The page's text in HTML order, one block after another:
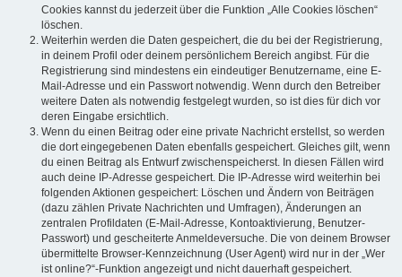
Cookies kannst du jederzeit über die Funktion „Alle Cookies löschen“
löschen.
Weiterhin werden die Daten gespeichert, die du bei der Registrierung,
in deinem Profil oder deinem persönlichem Bereich angibst. Für die
Registrierung sind mindestens ein eindeutiger Benutzername, eine E-
Mail-Adresse und ein Passwort notwendig. Wenn durch den Betreiber
weitere Daten als notwendig festgelegt wurden, so ist dies für dich vor
deren Eingabe ersichtlich.
Wenn du einen Beitrag oder eine private Nachricht erstellst, so werden
die dort eingegebenen Daten ebenfalls gespeichert. Gleiches gilt, wenn
du einen Beitrag als Entwurf zwischenspeicherst. In diesen Fällen wird
auch deine IP-Adresse gespeichert. Die IP-Adresse wird weiterhin bei
folgenden Aktionen gespeichert: Löschen und Ändern von Beiträgen
(dazu zählen Private Nachrichten und Umfragen), Änderungen an
zentralen Profildaten (E-Mail-Adresse, Kontoaktivierung, Benutzer-
Passwort) und gescheiterte Anmeldeversuche. Die von deinem Browser
übermittelte Browser-Kennzeichnung (User Agent) wird nur in der „Wer
ist online?“-Funktion angezeigt und nicht dauerhaft gespeichert.